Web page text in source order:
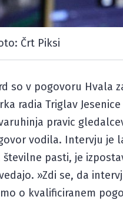
Črt Piksi
so v pogovoru
radia Triglav Jesenice
pravic
vodila. Intervju je
pasti, je
»Zdi se, da
o kvalificiranem